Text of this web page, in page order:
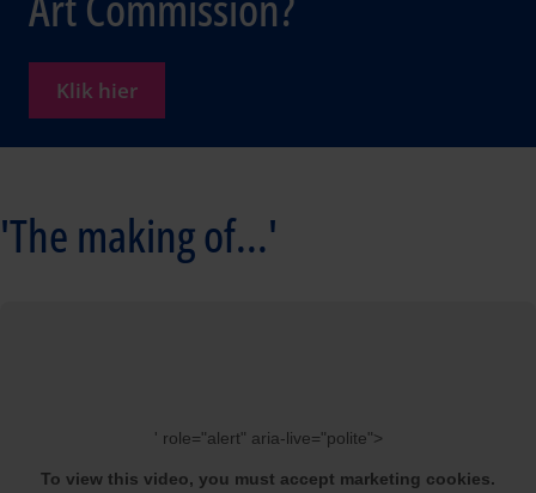
Klik hier
'The making of...'
' role="alert" aria-live="polite">
To view this video, you must accept marketing cookies.